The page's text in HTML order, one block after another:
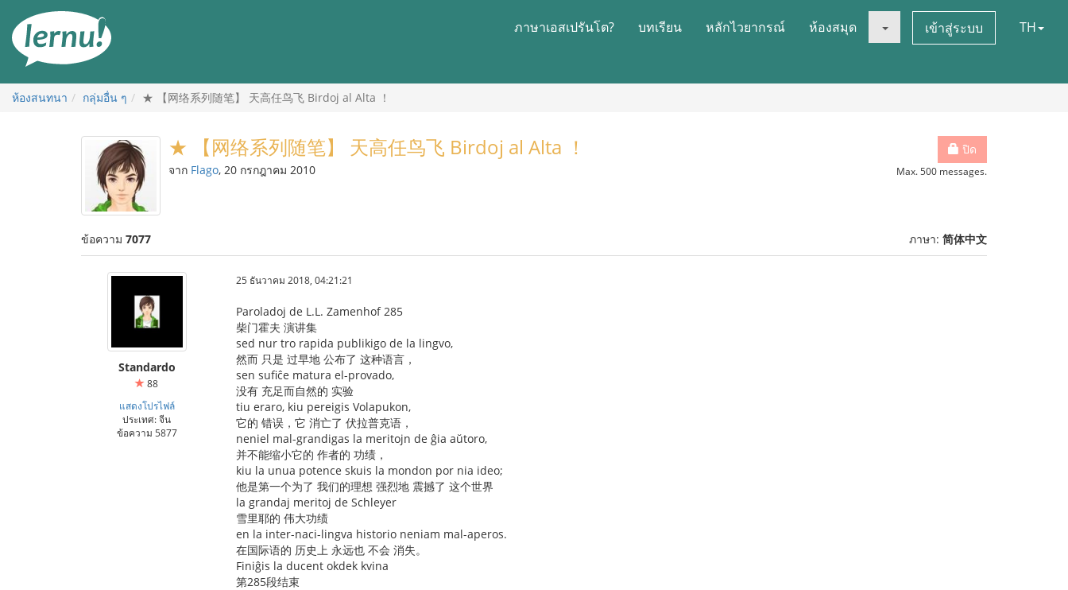
สารบัญ
ภาษาเอสเปรันโต? บทเรียน หลักไวยากรณ์ ห้องสมุด เข้าสู่ระบบ TH
ห้องสนทนา กลุ่มอื่น ๆ ★ 【网络系列随笔】 天高任鸟飞 Birdoj al Alta ！
ปิด
Max. 500 messages.
★ 【网络系列随笔】 天高任鸟飞 Birdoj al Alta ！
จาก Flago, 20 กรกฎาคม 2010
ข้อความ 7077 ภาษา: 简体中文
Standardo
88
แสดงโปรไฟล์
ประเทศ: จีน
ข้อความ 5877
25 ธันวาคม 2018, 04:21:21
Paroladoj de L.L. Zamenhof 285
柴门霍夫 演讲集
sed nur tro rapida publikigo de la lingvo,
然而 只是 过早地 公布了 这种语言，
sen sufiĉe matura el-provado,
没有 充足而自然的 实验
tiu eraro, kiu pereigis Volapukon,
它的 错误，它 消亡了 伏拉普克语，
neniel mal-grandigas la meritojn de ĝia aŭtoro,
并不能缩小它的 作者的 功绩，
kiu la unua potence skuis la mondon por nia ideo;
他是第一个为了 我们的理想 强烈地 震撼了 这个世界
la grandaj meritoj de Schleyer
雪里耶的 伟大功绩
en la inter-naci-lingva historio neniam mal-aperos.
在国际语的 历史上 永远也 不会 消失。
Finiĝis la ducent okdek kvina
第285段结束